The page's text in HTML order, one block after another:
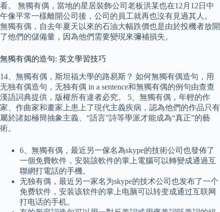
看。 無獨有偶，當地的星居裝飾公司老板洪某也在12月12日中
午像平常一樣離開公司後，公司的員工就再也沒有見過其人。
無獨有偶，自去年夏天以來的石油大幅跌價也是由於投機者放開
了他們的儲備量，因為他們需要變現來彌補損失。
無獨有偶的造句: 英文學習技巧
14、無獨有偶，斯坦福大學的路易斯？ 如何無獨有偶造句，用
无独有偶造句，无独有偶 in a sentence和無獨有偶的例句由查查
漢語詞典提供，版權所有違者必究。 5、無獨有偶，年輕的作
家、作曲家和畫家上患上了現代主義疾病，認為他們的作品只有
屬於諸如極簡抽象主義、“語言”詩等學派才能成為“真正”的藝
術。
6、無獨有偶，最近另一傢名為skype的技術公司也發佈了
一個免費軟件，安裝該軟件的掌上電腦可以轉變成通過互
聯網打電話的手機。
无独有偶，最近另一家名为skype的技术公司也发布了一个
免费软件，安装该软件的掌上电脑可以转变成通过互联网
打电话的手机。